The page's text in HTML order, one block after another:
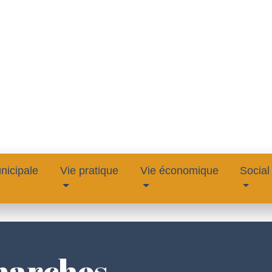
Vie pratique Vie économique